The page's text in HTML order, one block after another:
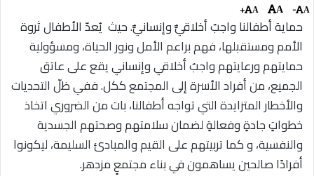
A
-
A
A
+
حماية أطفالنا واجبٌ أخلاقيٌّ وإنسانيٌّ. حيث يُعدّ الأطفال ثروة
الأمم ومستقبلها، فهم براعم الأمل ونور الحياة، ومسؤولية
حمايتهم ورعايتهم واجبٌ أخلاقي وإنساني يقع على عاتق
الجميع، من أفراد الأسرة إلى المجتمع ككل. ففي ظلّ التحديات
والأخطار المتزايدة التي تواجه أطفالنا، بات من الضروري اتخاذ
خطواتٍ جادةٍ وفعالةٍ لضمان سلامتهم وصحتهم الجسدية
والنفسية، و كما تربيتهم على القيم والمبادئ السليمة، ليكونوا
أفرادًا صالحين يساهمون في بناء مجتمعٍ مزدهر.